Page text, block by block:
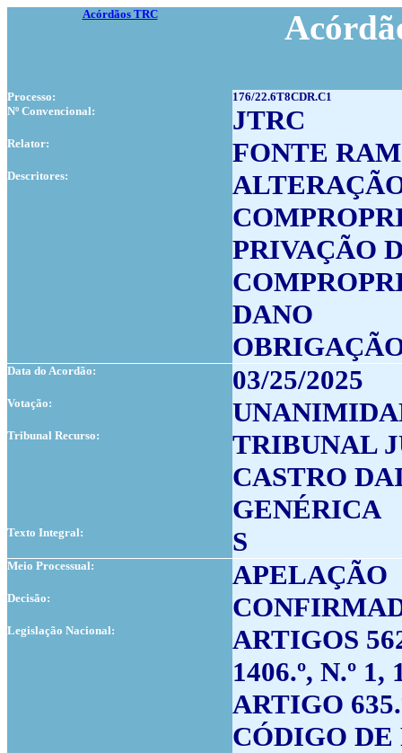
Acórdãos TRC
Processo:
176/22.6T8CDR.C1
Nº Convencional:
JTRC
Relator: FONTE
Descritores:
PRIVAÇÃO
DANO
Data do Acordão: 03/25/2025
Votação:
Tribunal Recurso:
TRIBUNAL
CASTRO
GENÉRICA
Texto Integral: S
Meio Processual: APELAÇÃO
Decisão:
Legislação Nacional:
ARTIGOS
1406.º, N.º
ARTIGO
CÓDIGO